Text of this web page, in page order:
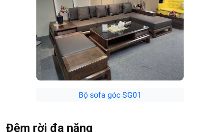
Bộ sofa góc SG01
Đệm rời đa năng